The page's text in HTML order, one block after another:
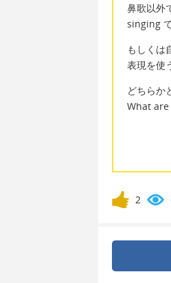
鼻歌以外
singing
もしくは
表現を使
どちらか
What are
2